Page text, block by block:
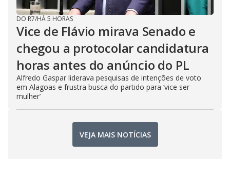
DO R7/HÁ 5 HORAS
Vice de Flávio mirava Senado e
chegou a protocolar candidatura
horas antes do anúncio do PL
Alfredo Gaspar liderava pesquisas de intenções de voto
em Alagoas e frustra busca do partido para ‘vice ser
mulher’
VEJA MAIS NOTÍCIAS